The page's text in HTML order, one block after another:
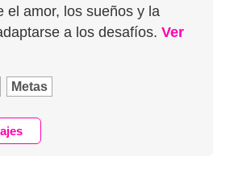
el amor, los sueños y la
a los desafíos.Ver
Metas